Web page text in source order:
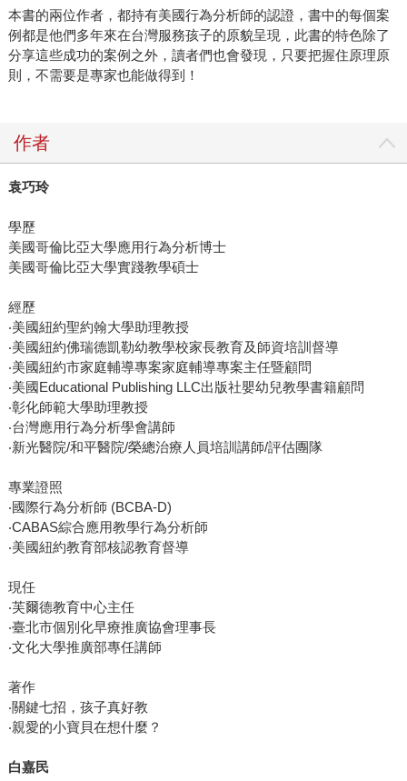
本書的兩位作者，都持有美國行為分析師的認證，書中的每個案
例都是他們多年來在台灣服務孩子的原貌呈現，此書的特色除了
分享這些成功的案例之外，讀者們也會發現，只要把握住原理原
則，不需要是專家也能做得到！
作者
袁巧玲
學歷
美國哥倫比亞大學應用行為分析博士
美國哥倫比亞大學實踐教學碩士
經歷
‧美國紐約聖約翰大學助理教授
‧美國紐約佛瑞德凱勒幼教學校家長教育及師資培訓督導
‧美國紐約市家庭輔導專案家庭輔導專案主任暨顧問
‧美國Educational Publishing LLC出版社嬰幼兒教學書籍顧問
‧彰化師範大學助理教授
‧台灣應用行為分析學會講師
‧新光醫院/和平醫院/榮總治療人員培訓講師/評估團隊
專業證照
‧國際行為分析師 (BCBA-D)
‧CABAS綜合應用教學行為分析師
‧美國紐約教育部核認教育督導
現任
‧芙爾德教育中心主任
‧臺北市個別化早療推廣協會理事長
‧文化大學推廣部專任講師
著作
‧關鍵七招，孩子真好教
‧親愛的小寶貝在想什麼？
白嘉民